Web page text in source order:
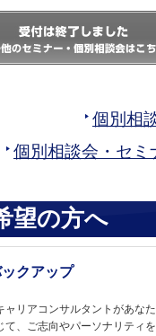
個別相
個別相談会・セミ
望の方へ
クアップ
リアコンサルタントがあなた
、ご志向やパーソナリティを